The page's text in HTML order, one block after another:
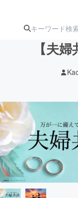
アート
テクノロ
【夫